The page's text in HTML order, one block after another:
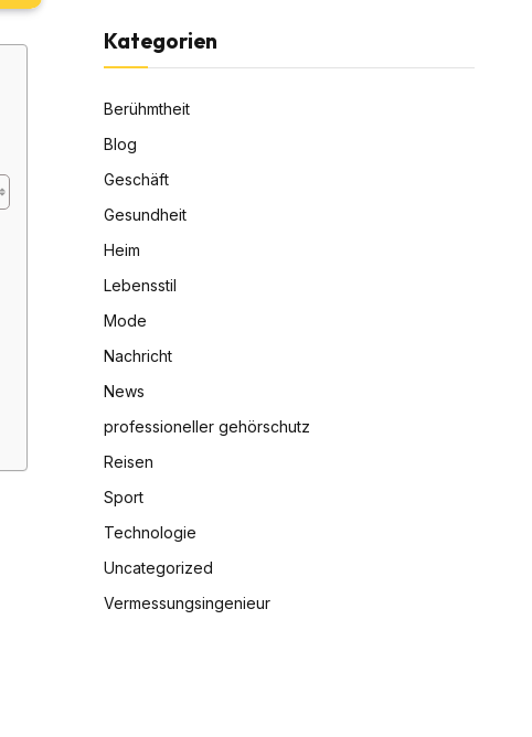
Kategorien
Berühmtheit
Blog
Geschäft
Gesundheit
Heim
Lebensstil
Mode
Nachricht
News
professioneller gehörschutz
Reisen
Sport
Technologie
Uncategorized
Vermessungsingenieur